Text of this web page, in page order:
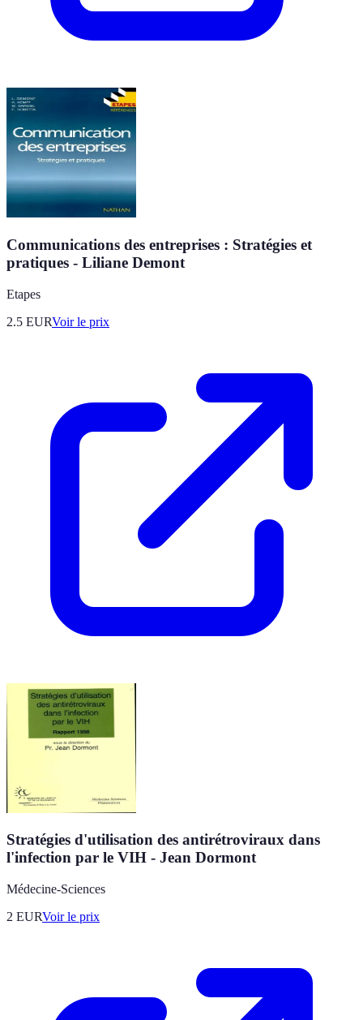
Communications des entreprises : Stratégies et
pratiques - Liliane Demont
Etapes
2.5 EURVoir le prix
Stratégies d'utilisation des antirétroviraux dans
l'infection par le VIH - Jean Dormont
Médecine-Sciences
2 EURVoir le prix